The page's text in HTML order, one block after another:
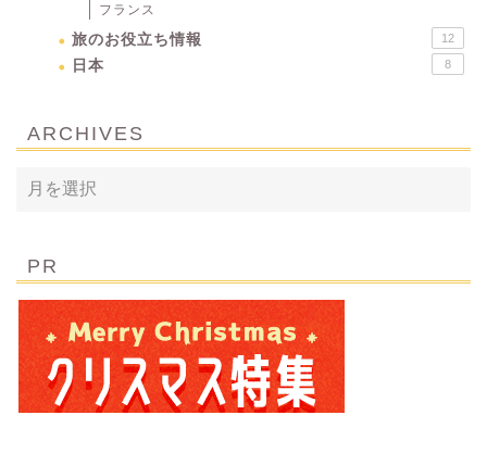
フランス
旅のお役立ち情報 12
日本 8
ARCHIVES
PR